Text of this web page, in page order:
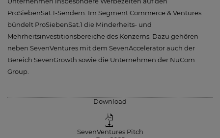
ProSiebenSat.1-Sendern. Im Segment Commerce & Ventures
bündelt ProSiebenSat.1 die Minderheits- und
Mehrheitsinvestitionsbereiche des Konzerns. Dazu gehören
neben SevenVentures mit dem SevenAccelerator auch der
Bereich SevenGrowth sowie die Unternehmen der NuCom
Group.
Download
SevenVentures Pitch